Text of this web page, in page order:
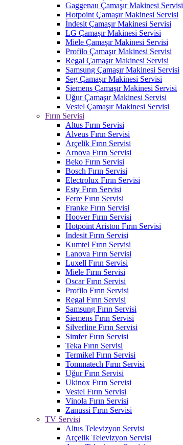
Gaggenau Çamaşır Makinesi Servisi
Hotpoint Çamaşır Makinesi Servisi
İndesit Çamaşır Makinesi Servisi
LG Çamaşır Makinesi Servisi
Miele Çamaşır Makinesi Servisi
Profilo Çamaşır Makinesi Servisi
Regal Çamaşır Makinesi Servisi
Samsung Çamaşır Makinesi Servisi
Seg Çamaşır Makinesi Servisi
Siemens Çamaşır Makinesi Servisi
Uğur Çamaşır Makinesi Servisi
Vestel Çamaşır Makinesi Servisi
Fırın Servisi
Altus Fırın Servisi
Alveus Fırın Servisi
Arçelik Fırın Servisi
Arnova Fırın Servisi
Beko Fırın Servisi
Bosch Fırın Servisi
Electrolux Fırın Servisi
Esty Fırın Servisi
Ferre Fırın Servisi
Franke Fırın Servisi
Hoover Fırın Servisi
Hotpoint Ariston Fırın Servisi
Indesit Fırın Servisi
Kumtel Fırın Servisi
Lanova Fırın Servisi
Luxell Fırın Servisi
Miele Fırın Servisi
Oscar Fırın Servisi
Profilo Fırın Servisi
Regal Fırın Servisi
Samsung Fırın Servisi
Siemens Fırın Servisi
Silverline Fırın Servisi
Simfer Fırın Servisi
Teka Fırın Servisi
Termikel Fırın Servisi
Tommatech Fırın Servisi
Uğur Fırın Servisi
Ukinox Fırın Servisi
Vestel Fırın Servisi
Vinola Fırın Servisi
Zanussi Fırın Servisi
TV Servisi
Altus Televizyon Servisi
Arçelik Televizyon Servisi